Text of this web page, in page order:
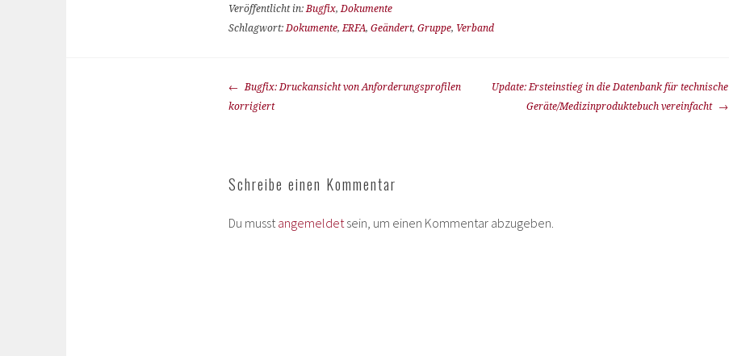
Veröffentlicht in:Bugfix,Dokumente
Schlagwort:Dokumente,ERFA, Geändert, Gruppe, Verband
Bugfix: Druckansicht von Anforderungsprofilen
korrigiert
Update: Ersteinstieg in die Datenbank für technische
Geräte/Medizinproduktebuch vereinfacht
Schreibe einen Kommentar
Du musst angemeldet sein, um einen Kommentar abzugeben.